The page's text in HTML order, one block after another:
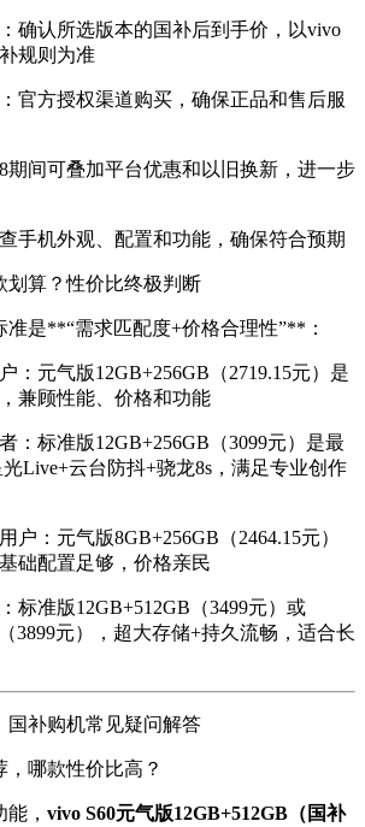
：确认所选版本的国补后到手价，以vivo
规则为准
：官方授权渠道购买，确保正品和售后服
期间可叠加平台优惠和以旧换新，进一步
手机外观、配置和功能，确保符合预期
划算？性价比终极判断
是**“需求匹配度+价格合理性”**：
：元气版12GB+256GB（2719.15元）是
兼顾性能、价格和功能
：标准版12GB+256GB（3099元）是最
Live+云台防抖+骁龙8s，满足专业创作
户：元气版8GB+256GB（2464.15元）
础配置足够，价格亲民
标准版12GB+512GB（3499元）或
3899元），超大存储+持久流畅，适合长
国补购机常见疑问解答
，哪款性价比高？
， vivo S60元气版12GB+512GB（国补